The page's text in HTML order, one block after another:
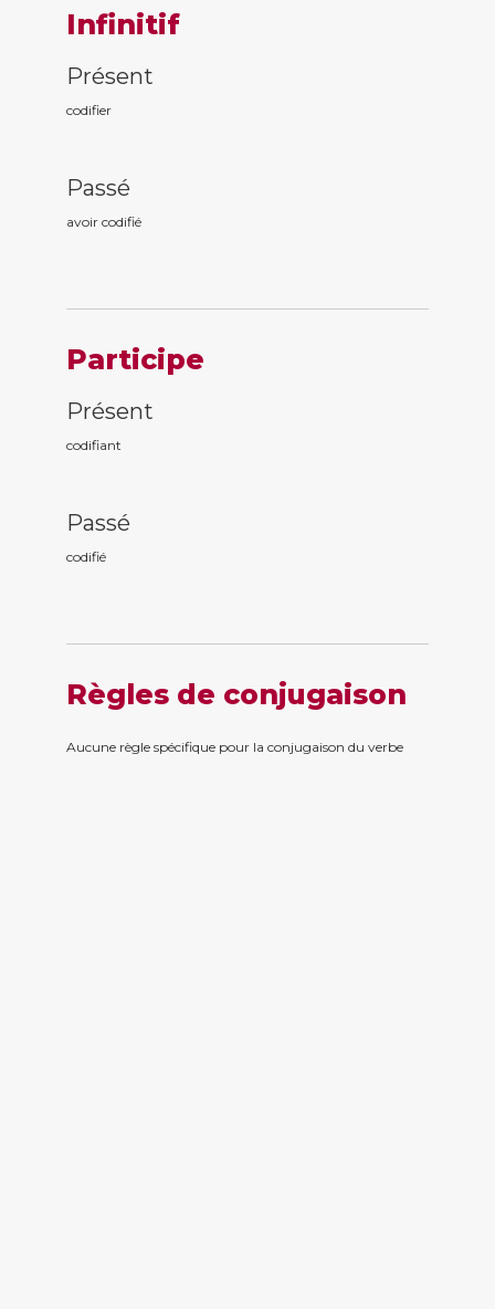
Infinitif
Présent
codifier
Passé
avoir codifié
Participe
Présent
codifiant
Passé
codifié
Règles de conjugaison
Aucune règle spécifique pour la conjugaison du verbe